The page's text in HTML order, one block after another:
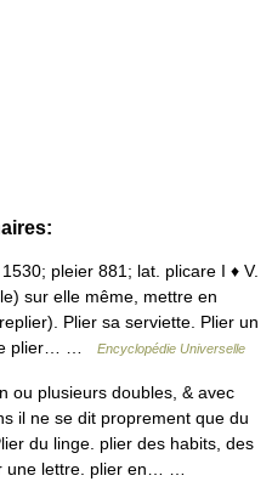
pleier 881; lat. plicare I ♦ V.
sur elle même, mettre en
Plier sa serviette. Plier un
plier… …
Encyclopédie Universelle
plusieurs doubles, & avec
il ne se dit proprement que du
du linge. plier des habits, des
une lettre. plier en… …